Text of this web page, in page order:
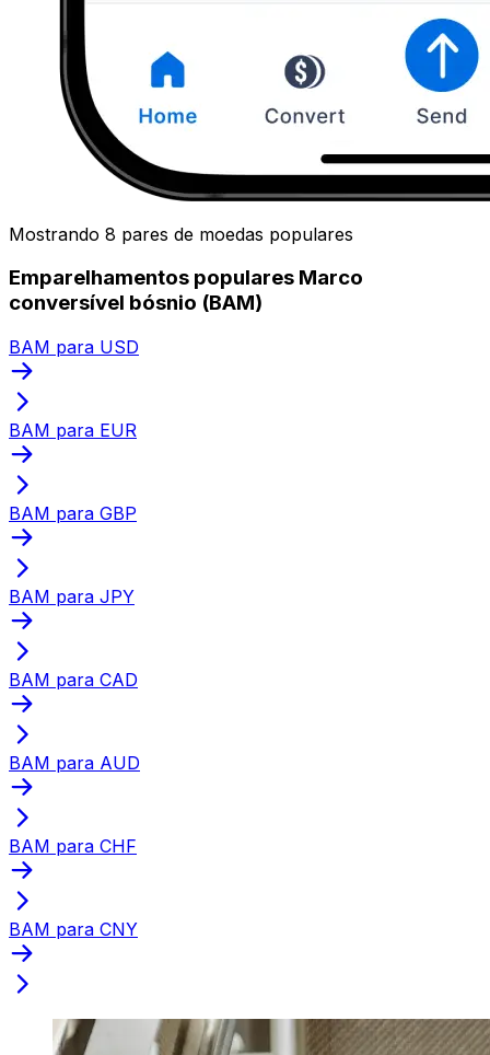
Mostrando 8 pares de moedas populares
Emparelhamentos populares Marco
conversível bósnio (BAM)
BAM para USD
BAM para EUR
BAM para GBP
BAM para JPY
BAM para CAD
BAM para AUD
BAM para CHF
BAM para CNY